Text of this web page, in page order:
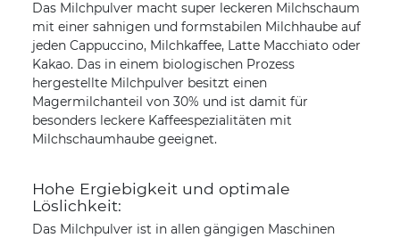
Das Milchpulver macht super leckeren Milchschaum
mit einer sahnigen und formstabilen Milchhaube auf
jeden Cappuccino, Milchkaffee, Latte Macchiato oder
Kakao. Das in einem biologischen Prozess
hergestellte Milchpulver besitzt einen
Magermilchanteil von 30% und ist damit für
besonders leckere Kaffeespezialitäten mit
Milchschaumhaube geeignet.
Hohe Ergiebigkeit und optimale
Löslichkeit:
Das Milchpulver ist in allen gängigen Maschinen